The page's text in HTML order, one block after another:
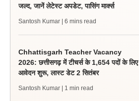
जल्द, जानें लेटेस्ट अपडेट, पासिंग मार्क्स
Santosh Kumar | 6 mins read
Chhattisgarh Teacher Vacancy
2026: छत्तीसगढ़ में टीचर्स के 1,654 पदों के लिए
आवेदन शुरू, लास्ट डेट 2 सितंबर
Santosh Kumar | 1 min read